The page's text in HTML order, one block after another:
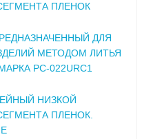
ПЛЕНОК
ДЛЯ
МЕТОДОМ ЛИТЬЯ
PC-022URC1
НИЗКОЙ
ПЛЕНОК.